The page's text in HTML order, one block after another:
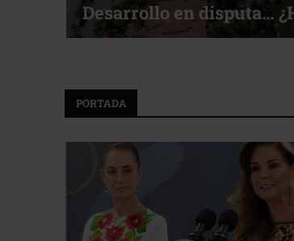
Desarrollo en disputa…
PORTADA